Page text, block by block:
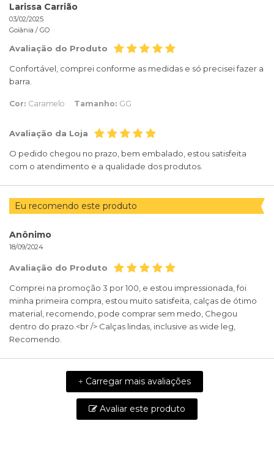
Larissa Carrião
03/02/2025
Goiânia / GO
Avaliação do Produto
Confortável, comprei conforme as medidas e só precisei fazer a
barra.
Cor: Caramelo Tamanho: GG
Avaliação da Loja
O pedido chegou no prazo, bem embalado, estou satisfeita
com o atendimento e a qualidade dos produtos.
Eu recomendo este produto
Anônimo
18/09/2024
Avaliação do Produto
Comprei na promoção 3 por 100, e estou impressionada, foi
minha primeira compra, estou muito satisfeita, calças de ótimo
material, recomendo, pode comprar sem medo, Chegou
dentro do prazo.<br /> Calças lindas, inclusive as wide leg,
Recomendo.
+Carregar mais avaliações
Avaliar este produto